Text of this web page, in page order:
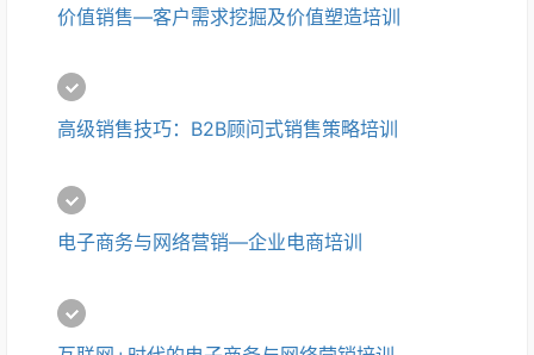
价值销售—客户需求挖掘及价值塑造培训
高级销售技巧：B2B顾问式销售策略培训
电子商务与网络营销—企业电商培训